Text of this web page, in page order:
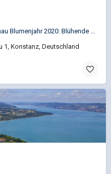
1, Konstanz, Deutschland